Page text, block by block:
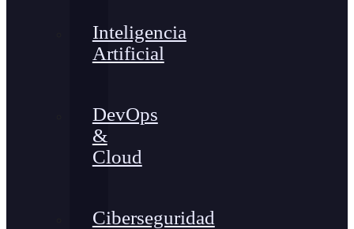
Inteligencia
Artificial
DevOps
&
Cloud
Ciberseguridad